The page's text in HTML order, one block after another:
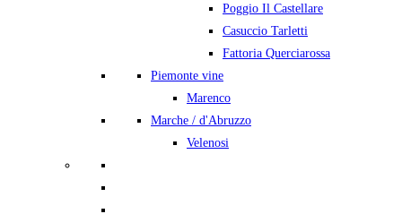
Poggio Il Castellare
Casuccio Tarletti
Fattoria Querciarossa
Piemonte vine
Marenco
Marche / d'Abruzzo
Velenosi